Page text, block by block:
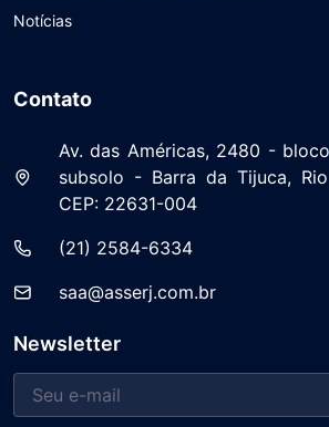
Notícias
Contato
Av. das Américas, 2480 -
subsolo - Barra da Tijuca,
CEP: 22631-004
(21) 2584-6334
saa@asserj.com.br
Newsletter